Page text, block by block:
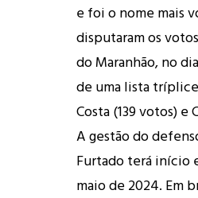
e foi o nome mais
disputaram os
do Maranhão, no
de uma lista
Costa (139 votos) e
A gestão do
Furtado terá início
maio de 2024. Em